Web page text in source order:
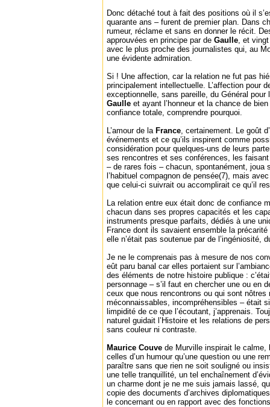
Donc détaché tout à fait des positions où il
quarante ans – furent de premier plan. Dans
rumeur, réclame et sans en donner le récit.
approuvées en principe par de Gaulle, et
avec le plus proche des journalistes qui, au
une évidente admiration.
Si ! Une affection, car la relation ne fut pas
principalement intellectuelle. L’affection pour
exceptionnelle, sans pareille, du Général
Gaulle et ayant l’honneur et la chance de
confiance totale, comprendre pourquoi.
L’amour de la France, certainement. Le goût
événements et ce qu’ils inspirent comme
considération pour quelques-uns de leurs
ses rencontres et ses conférences, les
– de rares fois – chacun, spontanément, joua
l’habituel compagnon de pensée(7), mais
que celui-ci suivrait ou accomplirait ce qu’il
La relation entre eux était donc de confiance
chacun dans ses propres capacités et les
instruments presque parfaits, dédiés à une
France dont ils savaient ensemble la
elle n’était pas soutenue par de l’ingéniosité,
Je ne le comprenais pas à mesure de nos
eût paru banal car elles portaient sur
des éléments de notre histoire publique :
personnage – s’il faut en chercher une ou en
ceux que nous rencontrons ou qui sont nôtres
méconnaissables, incompréhensibles – était
limpidité de ce que l’écoutant, j’apprenais.
naturel guidait l’Histoire et les relations de
sans couleur ni contraste.
Maurice Couve de Murville inspirait le
celles d’un humour qu’une question ou une
paraître sans que rien ne soit souligné ou
une telle tranquillité, un tel enchaînement
un charme dont je ne me suis jamais lassé,
copie des documents d’archives
le concernant ou en rapport avec des